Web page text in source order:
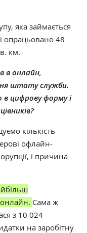
яка займається
опрацьовано 48
км.
в онлайн,
штату служби.
в цифрову форму і
кількість
офлайн-
і причина
Сама ж
з 10 024
на заробітну